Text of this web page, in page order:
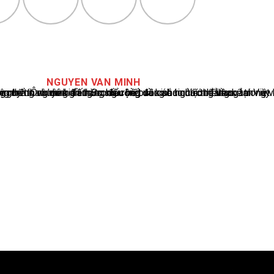
NGUYEN VAN MINH
tin tức thể thao tại Việt Nam, với hơn 10 năm hoạt động trong ngành. Ông có kiến thức sâu rộng và kinh nghiệm đáng kể trong việc phân tích và báo cáo về các sự kiện thể thao hàng đầu. Sự hiểu biết sâu sắc của ông về ngành này đã giúp ông xây dựng uy tín và danh tiếng trong cộng đồng báo chí thể thao.